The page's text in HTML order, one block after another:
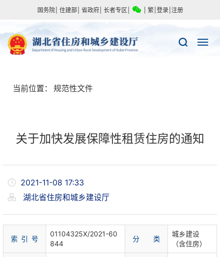
国务院 住建部 省政府 长者专区 繁 登录 注册
当前位置： 规范性文件
关于加快发展保障性租赁住房的通知
2021-11-08 17:33
湖北省住房和城乡建设厅
索 引 号
01104325X/2021-60
844
分 类
城乡建设
（含住房）